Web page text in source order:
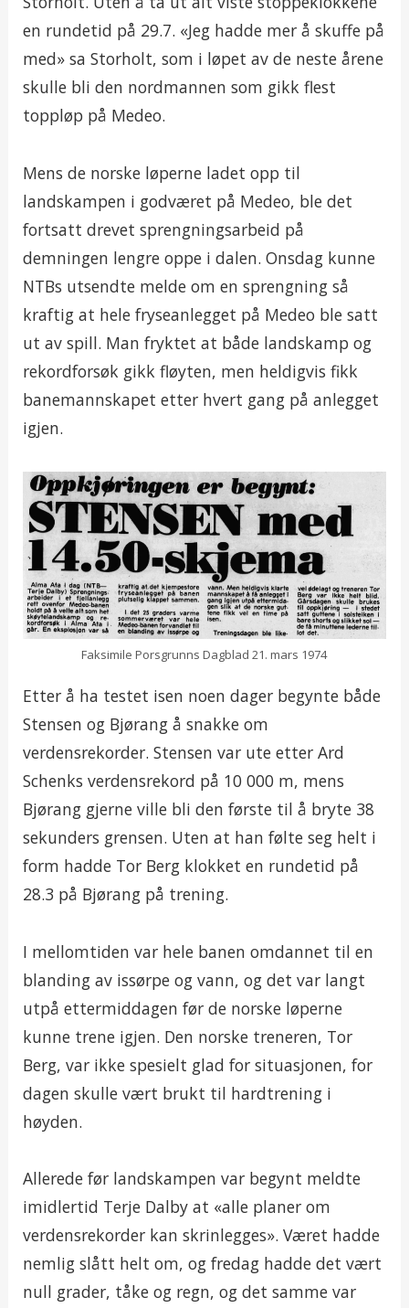
en rundetid på 29.7. «Jeg hadde mer å skuffe på
med» sa Storholt, som i løpet av de neste årene
skulle bli den nordmannen som gikk flest
toppløp på Medeo.
Mens de norske løperne ladet opp til
landskampen i godværet på Medeo, ble det
fortsatt drevet sprengningsarbeid på
demningen lengre oppe i dalen. Onsdag kunne
NTBs utsendte melde om en sprengning så
kraftig at hele fryseanlegget på Medeo ble satt
ut av spill. Man fryktet at både landskamp og
rekordforsøk gikk fløyten, men heldigvis fikk
banemannskapet etter hvert gang på anlegget
igjen.
Faksimile Porsgrunns Dagblad 21. mars 1974
Etter å ha testet isen noen dager begynte både
Stensen og Bjørang å snakke om
verdensrekorder. Stensen var ute etter Ard
Schenks verdensrekord på 10 000 m, mens
Bjørang gjerne ville bli den første til å bryte 38
sekunders grensen. Uten at han følte seg helt i
form hadde Tor Berg klokket en rundetid på
28.3 på Bjørang på trening.
I mellomtiden var hele banen omdannet til en
blanding av issørpe og vann, og det var langt
utpå ettermiddagen før de norske løperne
kunne trene igjen. Den norske treneren, Tor
Berg, var ikke spesielt glad for situasjonen, for
dagen skulle vært brukt til hardtrening i
høyden.
Allerede før landskampen var begynt meldte
imidlertid Terje Dalby at «alle planer om
verdensrekorder kan skrinlegges». Været hadde
nemlig slått helt om, og fredag hadde det vært
null grader, tåke og regn, og det samme var